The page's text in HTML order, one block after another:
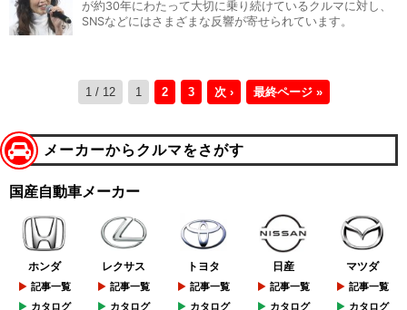
が約30年にわたって大切に乗り続けているクルマに対し、
SNSなどにはさまざまな反響が寄せられています。
1 / 12 1 2 3 次 › 最終ページ »
メーカーからクルマをさがす
国産自動車メーカー
ホンダ
記事一覧
カタログ
レクサス
記事一覧
カタログ
トヨタ
記事一覧
カタログ
日産
記事一覧
カタログ
マツダ
記事一覧
カタログ